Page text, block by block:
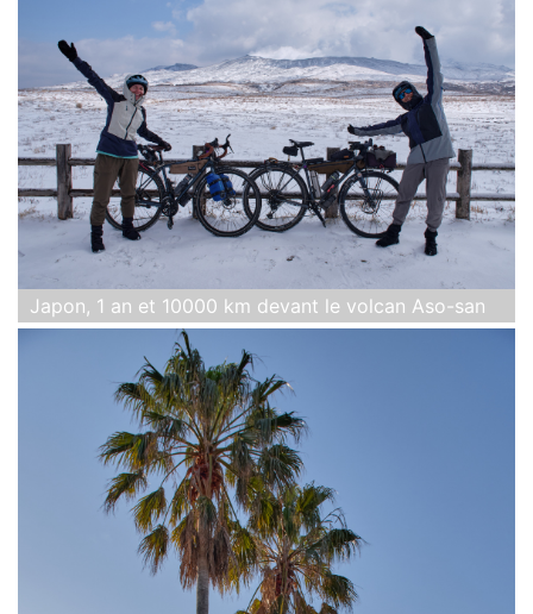
Japon, 1 an et 10000 km devant le volcan Aso-san